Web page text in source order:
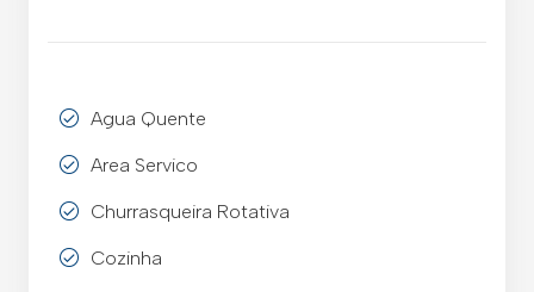
Agua Quente
Area Servico
Churrasqueira Rotativa
Cozinha